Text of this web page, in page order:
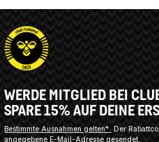
WERDE MITGLIED BEI
SPARE 15% AUF DEINE
Bestimmte Ausnahmen gelten*
Der
angegebene E-Mail-Adresse gesendet.